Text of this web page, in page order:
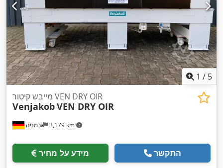
1 / 5
גרמניה 3,179 km
מייבש קיטור VEN DRY OIR
VenjakobVEN DRY OIR
מידע על מחיר התקשר